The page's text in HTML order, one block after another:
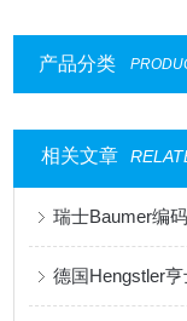
产品分类
相关文章
瑞士Baumer编
德国Hengstler